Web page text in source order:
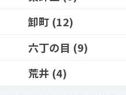
卸町 (12)
六丁の目 (9)
荒井 (4)